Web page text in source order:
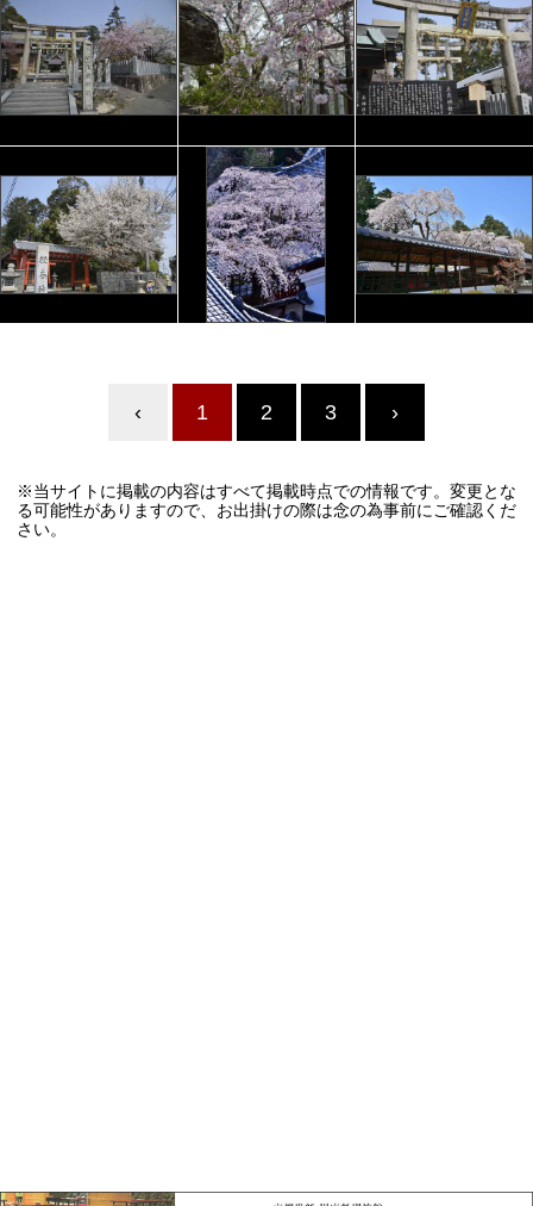
‹ 1 2 3 ›
※当サイトに掲載の内容はすべて掲載時点での情報です。変更とな
る可能性がありますので、お出掛けの際は念の為事前にご確認くだ
さい。